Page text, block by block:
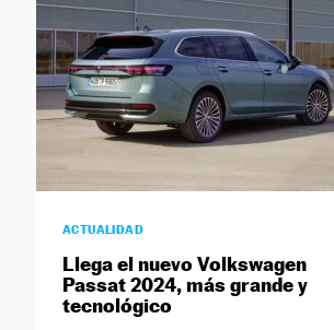
ACTUALIDAD
Llega el nuevo Volkswagen
Passat 2024, más grande y
tecnológico